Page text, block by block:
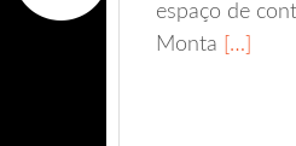
espaço de
Monta […]